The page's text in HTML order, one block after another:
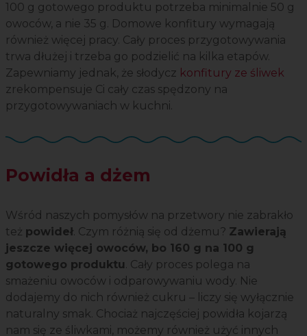
100 g gotowego produktu potrzeba minimalnie 50 g
owoców, a nie 35 g. Domowe konfitury wymagają
również więcej pracy. Cały proces przygotowywania
trwa dłużej i trzeba go podzielić na kilka etapów.
Zapewniamy jednak, że słodycz konfitury ze śliwek
zrekompensuje Ci cały czas spędzony na
przygotowywaniach w kuchni.
Powidła a dżem
Wśród naszych pomysłów na przetwory nie zabrakło
też powideł. Czym różnią się od dżemu? Zawierają
jeszcze więcej owoców, bo 160 g na 100 g
gotowego produktu. Cały proces polega na
smażeniu owoców i odparowywaniu wody. Nie
dodajemy do nich również cukru – liczy się wyłącznie
naturalny smak. Chociaż najczęściej powidła kojarzą
nam się ze śliwkami, możemy również użyć innych